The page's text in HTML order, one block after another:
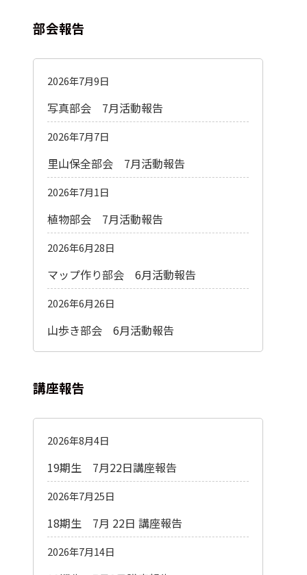
部会報告
2026年7月9日
写真部会 7月活動報告
2026年7月7日
里山保全部会 7月活動報告
2026年7月1日
植物部会 7月活動報告
2026年6月28日
マップ作り部会 6月活動報告
2026年6月26日
山歩き部会 6月活動報告
講座報告
2026年8月4日
19期生 7月22日講座報告
2026年7月25日
18期生 7月 22日 講座報告
2026年7月14日